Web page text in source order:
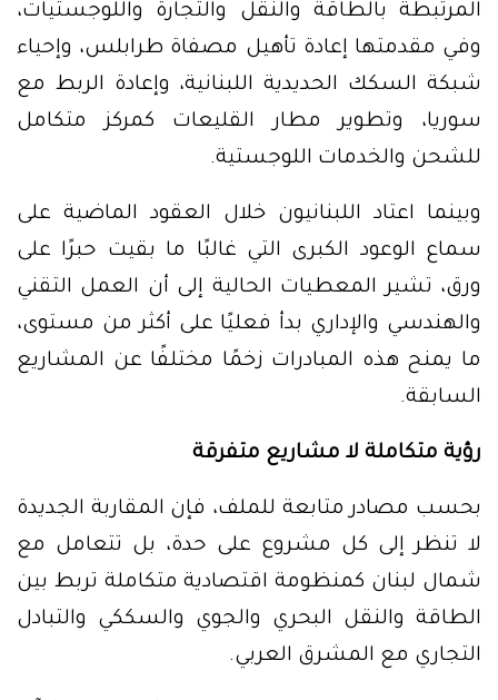
المرتبطة بالطاقة والنقل والتجارة واللوجستيات،
وفي مقدمتها إعادة تأهيل مصفاة طرابلس، وإحياء
شبكة السكك الحديدية اللبنانية، وإعادة الربط مع
سوريا، وتطوير مطار القليعات كمركز متكامل
للشحن والخدمات اللوجستية.
وبينما اعتاد اللبنانيون خلال العقود الماضية على
سماع الوعود الكبرى التي غالبًا ما بقيت حبرًا على
ورق، تشير المعطيات الحالية إلى أن العمل التقني
والهندسي والإداري بدأ فعليًا على أكثر من مستوى،
ما يمنح هذه المبادرات زخمًا مختلفًا عن المشاريع
السابقة.
رؤية متكاملة لا مشاريع متفرقة
بحسب مصادر متابعة للملف، فإن المقاربة الجديدة
لا تنظر إلى كل مشروع على حدة، بل تتعامل مع
شمال لبنان كمنظومة اقتصادية متكاملة تربط بين
الطاقة والنقل البحري والجوي والسككي والتبادل
التجاري مع المشرق العربي.